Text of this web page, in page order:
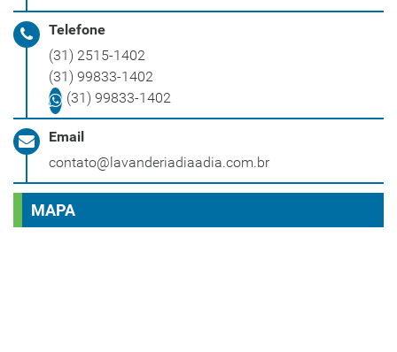
Telefone
(31) 2515-1402
(31) 99833-1402
(31) 99833-1402
Email
contato@lavanderiadiaadia.com.br
MAPA